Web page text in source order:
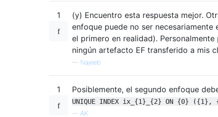
1
(y) Encuentro esta respuesta mejor.
enfoque puede no ser necesariamente
el primero en realidad).
ningún artefacto EF transferido a mis
— Najeeb
1 Posiblemente, el segundo enfoque
UNIQUE INDEX ix_{1}_{2} ON {0} ({1},
— AK